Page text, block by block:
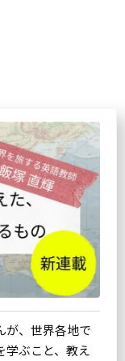
が、世界各地で
学ぶこと、教え